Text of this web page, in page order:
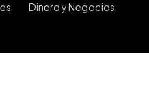
Dinero y Negocios